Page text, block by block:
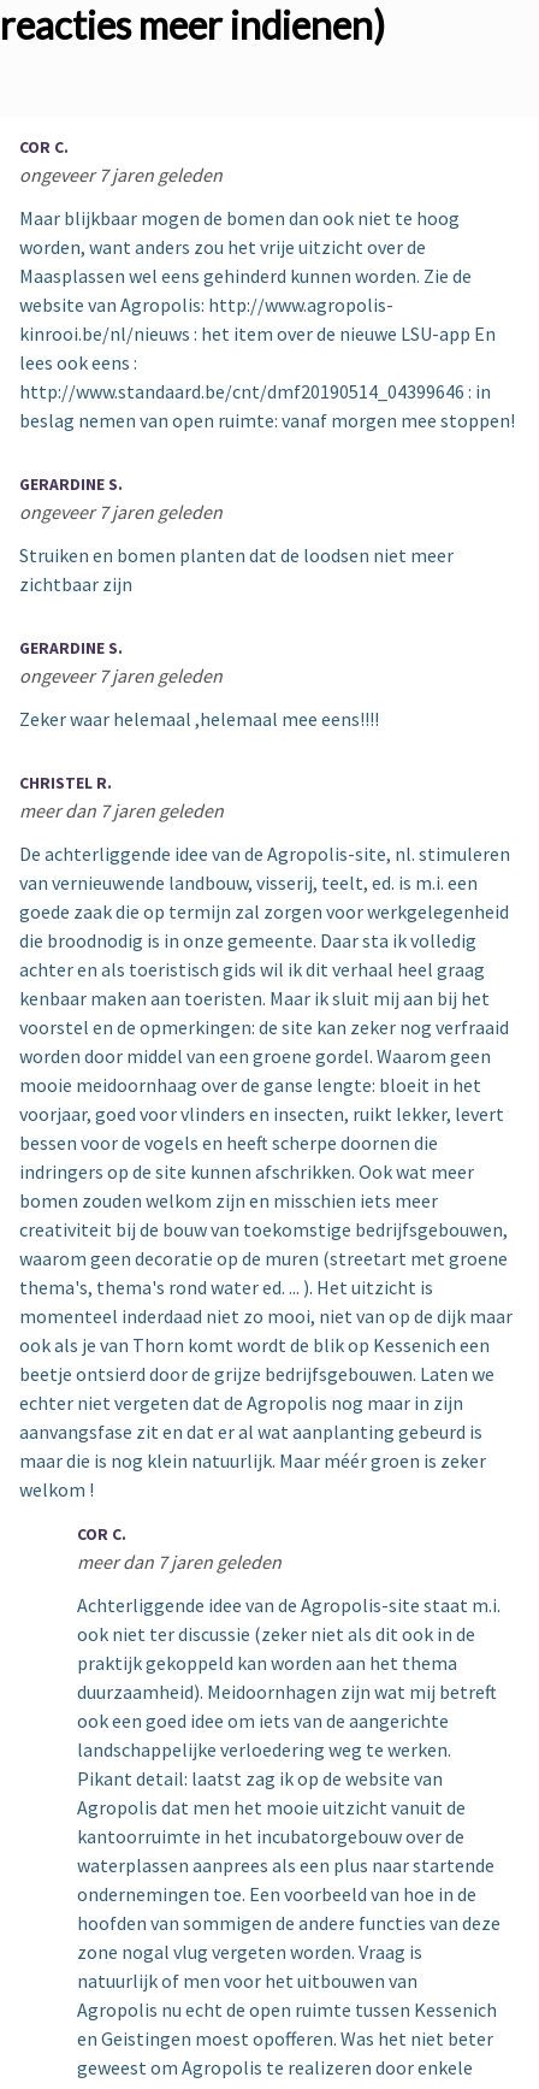
reacties meer indienen)
COR C.
ongeveer 7 jaren geleden
Maar blijkbaar mogen de bomen dan ook niet te hoog
worden, want anders zou het vrije uitzicht over de
Maasplassen wel eens gehinderd kunnen worden. Zie de
website van Agropolis: http://www.agropolis-
kinrooi.be/nl/nieuws : het item over de nieuwe LSU-app En
lees ook eens :
http://www.standaard.be/cnt/dmf20190514_04399646 : in
beslag nemen van open ruimte: vanaf morgen mee stoppen!
GERARDINE S.
ongeveer 7 jaren geleden
Struiken en bomen planten dat de loodsen niet meer
zichtbaar zijn
GERARDINE S.
ongeveer 7 jaren geleden
Zeker waar helemaal ,helemaal mee eens!!!!
CHRISTEL R.
meer dan 7 jaren geleden
De achterliggende idee van de Agropolis-site, nl. stimuleren
van vernieuwende landbouw, visserij, teelt, ed. is m.i. een
goede zaak die op termijn zal zorgen voor werkgelegenheid
die broodnodig is in onze gemeente. Daar sta ik volledig
achter en als toeristisch gids wil ik dit verhaal heel graag
kenbaar maken aan toeristen. Maar ik sluit mij aan bij het
voorstel en de opmerkingen: de site kan zeker nog verfraaid
worden door middel van een groene gordel. Waarom geen
mooie meidoornhaag over de ganse lengte: bloeit in het
voorjaar, goed voor vlinders en insecten, ruikt lekker, levert
bessen voor de vogels en heeft scherpe doornen die
indringers op de site kunnen afschrikken. Ook wat meer
bomen zouden welkom zijn en misschien iets meer
creativiteit bij de bouw van toekomstige bedrijfsgebouwen,
waarom geen decoratie op de muren (streetart met groene
thema's, thema's rond water ed. ... ). Het uitzicht is
momenteel inderdaad niet zo mooi, niet van op de dijk maar
ook als je van Thorn komt wordt de blik op Kessenich een
beetje ontsierd door de grijze bedrijfsgebouwen. Laten we
echter niet vergeten dat de Agropolis nog maar in zijn
aanvangsfase zit en dat er al wat aanplanting gebeurd is
maar die is nog klein natuurlijk. Maar méér groen is zeker
welkom !
COR C.
meer dan 7 jaren geleden
Achterliggende idee van de Agropolis-site staat m.i.
ook niet ter discussie (zeker niet als dit ook in de
praktijk gekoppeld kan worden aan het thema
duurzaamheid). Meidoornhagen zijn wat mij betreft
ook een goed idee om iets van de aangerichte
landschappelijke verloedering weg te werken.
Pikant detail: laatst zag ik op de website van
Agropolis dat men het mooie uitzicht vanuit de
kantoorruimte in het incubatorgebouw over de
waterplassen aanprees als een plus naar startende
ondernemingen toe. Een voorbeeld van hoe in de
hoofden van sommigen de andere functies van deze
zone nogal vlug vergeten worden. Vraag is
natuurlijk of men voor het uitbouwen van
Agropolis nu echt de open ruimte tussen Kessenich
en Geistingen moest opofferen. Was het niet beter
geweest om Agropolis te realizeren door enkele